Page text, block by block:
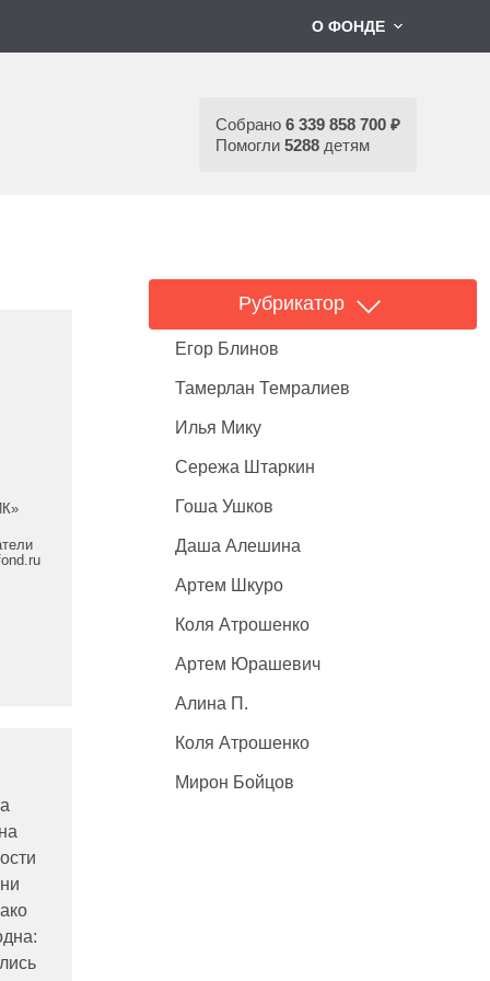
О ФОНДЕ
Собрано 6 339 858 700 ₽
Помогли 5288 детям
Рубрикатор
Егор Блинов
Тамерлан Темралиев
Илья Мику
Сережа Штаркин
Гоша Ушков
Даша Алешина
Артем Шкуро
Коля Атрошенко
Артем Юрашевич
Алина П.
Коля Атрошенко
Мирон Бойцов